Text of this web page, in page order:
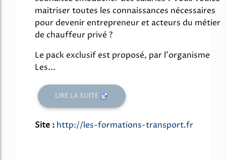
maitriser toutes les connaissances nécessaires
pour devenir entrepreneur et acteurs du métier
de chauffeur privé ?
Le pack exclusif est proposé, par l'organisme
Les...
LIRE LA SUITE
Site : http://les-formations-transport.fr